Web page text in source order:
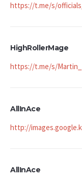
https://t.me/s/
HighRollerMage
https://t.me/s/
AllInAce
http://
AllInAce